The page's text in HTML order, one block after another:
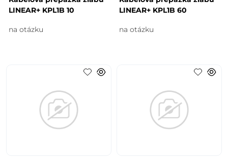
LINEAR+ KPL1B 10
na otázku
LINEAR+ KPL1B 60
na otázku